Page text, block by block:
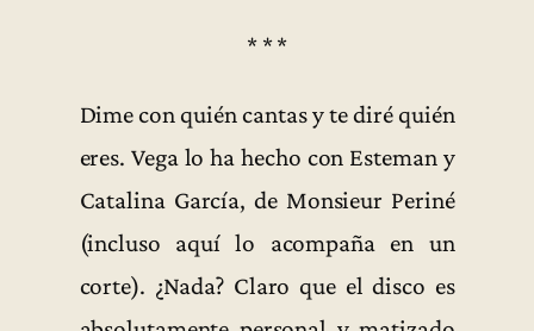
* * *
Dime con quién cantas y te diré quién
eres. Vega lo ha hecho con Esteman y
Catalina García, de Monsieur Periné
(incluso aquí lo acompaña en un
corte). ¿Nada? Claro que el disco es